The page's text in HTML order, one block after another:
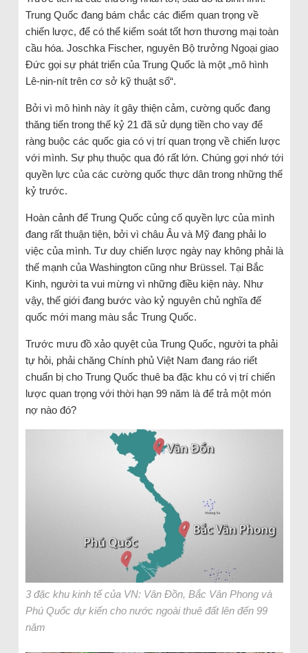
Trung Quốc đang bám chắc các điểm quan trọng về
chiến lược, để có thể kiểm soát tốt hơn thương mại toàn
cầu hóa. Joschka Fischer, nguyên Bộ trưởng Ngoại giao
Đức gọi sự phát triển của Trung Quốc là một „mô hình
Lê-nin-nít trên cơ sở kỹ thuật số“.
Bởi vì mô hình này ít gây thiện cảm, cường quốc đang
thăng tiến trong thế kỷ 21 đã sử dụng tiền cho vay để
ràng buộc các quốc gia có vị trí quan trọng về chiến lược
với mình. Sự phụ thuộc qua đó rất lớn. Chúng gợi nhớ tới
quyền lực của các cường quốc thực dân trong những thế
kỷ trước.
Hoàn cảnh để Trung Quốc củng cố quyền lực của mình
đang rất thuận tiện, bởi vì châu Âu và Mỹ đang phải lo
việc của mình. Tư duy chiến lược ngày nay không phải là
thế mạnh của Washington cũng như Brüssel. Tại Bắc
Kinh, người ta vui mừng vì những điều kiện này. Như
vậy, thế giới đang bước vào kỷ nguyên chủ nghĩa đế
quốc mới mang màu sắc Trung Quốc.
Trước mưu đồ xảo quyệt của Trung Quốc, người ta phải
tự hỏi, phải chăng Chính phủ Việt Nam đang ráo riết
chuẩn bị cho Trung Quốc thuê ba đặc khu có vị trí chiến
lược quan trọng với thời hạn 99 năm là để trả một món
nợ nào đó?
3 đặc khu kinh tế của VN: Vân Đồn, Bắc Vân Phong và
Phú Quốc dự kiến cho nước ngoài thuê đất lên đến 99
năm